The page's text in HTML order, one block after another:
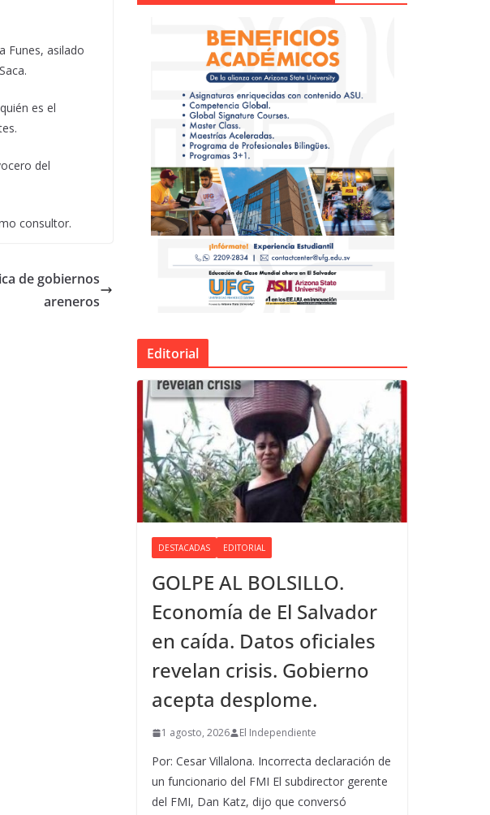
Funes, asilado
es el
del
consultor.
de gobiernos
areneros
Editorial
DESTACADAS EDITORIAL
GOLPE AL BOLSILLO.
Economía de El Salvador
en caída. Datos oficiales
revelan crisis. Gobierno
acepta desplome.
1 agosto, 2026 El Independiente
Por: Cesar Villalona. Incorrecta declaración de
un funcionario del FMI El subdirector gerente
del FMI, Dan Katz, dijo que conversó